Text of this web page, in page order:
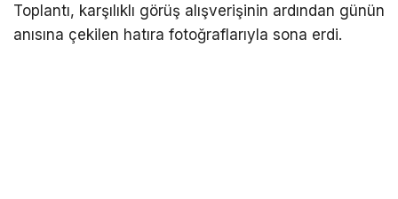
Toplantı, karşılıklı görüş alışverişinin ardından günün
anısına çekilen hatıra fotoğraflarıyla sona erdi.